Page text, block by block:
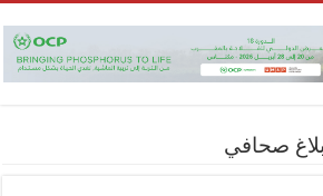
بلاغ صحافي